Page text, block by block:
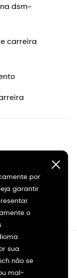
por
garantir
o
sua
não se
mal-
dsm-
carreira
reservados.